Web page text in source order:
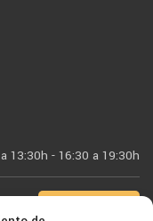
13:30h - 16:30 a 19:30h
9:30 a 15:00h